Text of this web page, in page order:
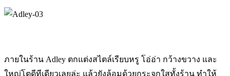
ภายในร้าน Adley ตกแต่งสไตล์เรียบหรู โอ่อ่า กว้างขวาง และ
ใหญ่โตดีทีเดียวเลยล่ะ แล้วยังล้อมด้วยกระจกใสทั้งร้าน ทำให้